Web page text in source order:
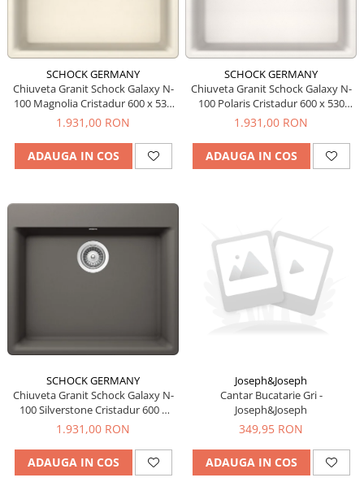
SCHOCK GERMANY
Chiuveta Granit Schock Galaxy N-
100 Magnolia Cristadur 600 x 530
mm
1.931,00 RON
ADAUGA IN COS
SCHOCK GERMANY
Chiuveta Granit Schock Galaxy N-
100 Polaris Cristadur 600 x 530
mm
1.931,00 RON
ADAUGA IN COS
SCHOCK GERMANY
Chiuveta Granit Schock Galaxy N-
100 Silverstone Cristadur 600 x
530 mm
1.931,00 RON
ADAUGA IN COS
Joseph&Joseph
Cantar Bucatarie Gri -
Joseph&Joseph
349,95 RON
ADAUGA IN COS